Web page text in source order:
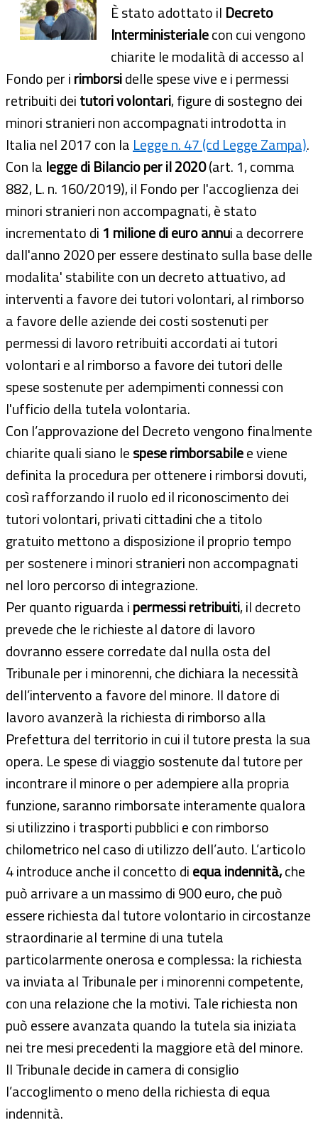
È stato adottato il Decreto
Interministerialecon cui vengono
chiarite le modalità di accesso al
Fondo per irimborsidelle spese vive e i permessi
retribuiti deitutori volontari, figure di sostegno dei
minori stranieri non accompagnati introdotta in
Italia nel 2017 con la Legge n. 47 (cd Legge Zampa).
Con la legge di Bilancio per il 2020(art. 1, comma
882, L. n. 160/2019), il Fondo per l'accoglienza dei
minori stranieri non accompagnati, è stato
incrementato di 1 milione di euro annui a decorrere
dall'anno 2020 per essere destinato sulla base delle
modalita' stabilite con un decreto attuativo, ad
interventi a favore dei tutori volontari, al rimborso
a favore delle aziende dei costi sostenuti per
permessi di lavoro retribuiti accordati ai tutori
volontari e al rimborso a favore dei tutori delle
spese sostenute per adempimenti connessi con
l'ufficio della tutela volontaria.
Con l’approvazione del Decreto vengono finalmente
chiarite quali siano lespese rimborsabilee viene
definita la procedura per ottenere i rimborsi dovuti,
così rafforzando il ruolo ed il riconoscimento dei
tutori volontari, privati cittadini che a titolo
gratuito mettono a disposizione il proprio tempo
per sostenere i minori stranieri non accompagnati
nel loro percorso di integrazione.
Per quanto riguarda ipermessi retribuiti, il decreto
prevede che le richieste al datore di lavoro
dovranno essere corredate dal nulla osta del
Tribunale per i minorenni, che dichiara la necessità
dell’intervento a favore del minore. Il datore di
lavoro avanzerà la richiesta di rimborso alla
Prefettura del territorio in cui il tutore presta la sua
opera. Le spese di viaggio sostenute dal tutore per
incontrare il minore o per adempiere alla propria
funzione, saranno rimborsate interamente qualora
si utilizzino i trasporti pubblici e con rimborso
chilometrico nel caso di utilizzo dell’auto. L’articolo
4 introduce anche il concetto diequa indennità,che
può arrivare a un massimo di 900 euro, che può
essere richiesta dal tutore volontario in circostanze
straordinarie al termine di una tutela
particolarmente onerosa e complessa: la richiesta
va inviata al Tribunale per i minorenni competente,
con una relazione che la motivi. Tale richiesta non
può essere avanzata quando la tutela sia iniziata
nei tre mesi precedenti la maggiore età del minore.
Il Tribunale decide in camera di consiglio
l’accoglimento o meno della richiesta di equa
indennità.